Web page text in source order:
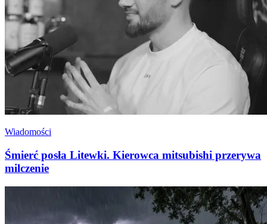
Wiadomości
Śmierć posła Litewki. Kierowca mitsubishi przerywa
milczenie